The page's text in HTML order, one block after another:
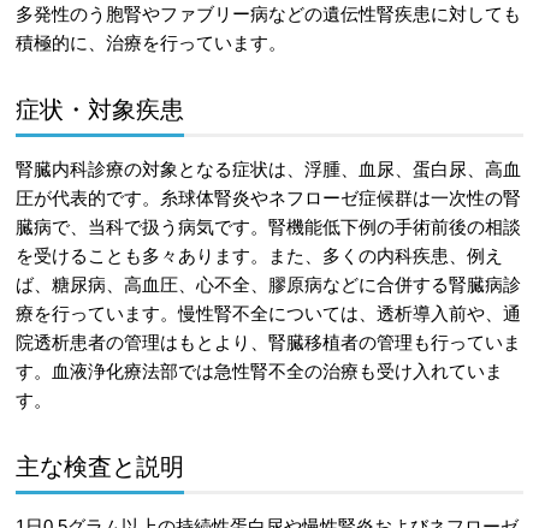
多発性のう胞腎やファブリー病などの遺伝性腎疾患に対しても
積極的に、治療を行っています。
症状・対象疾患
腎臓内科診療の対象となる症状は、浮腫、血尿、蛋白尿、高血
圧が代表的です。糸球体腎炎やネフローゼ症候群は一次性の腎
臓病で、当科で扱う病気です。腎機能低下例の手術前後の相談
を受けることも多々あります。また、多くの内科疾患、例え
ば、糖尿病、高血圧、心不全、膠原病などに合併する腎臓病診
療を行っています。慢性腎不全については、透析導入前や、通
院透析患者の管理はもとより、腎臓移植者の管理も行っていま
す。血液浄化療法部では急性腎不全の治療も受け入れていま
す。
主な検査と説明